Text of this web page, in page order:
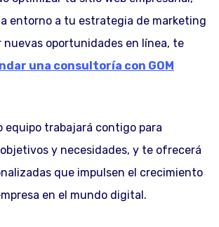
entorno a tu estrategia de marketing
nuevas oportunidades en línea, te
una consultoría con GOM
equipo trabajará contigo para
y necesidades, y te ofrecerá
que impulsen el crecimiento
en el mundo digital.